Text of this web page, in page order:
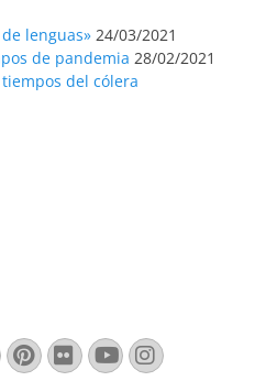
lenguas» 24/03/2021
de pandemia 28/02/2021
del cólera
Pinterest
FlickrYouTube